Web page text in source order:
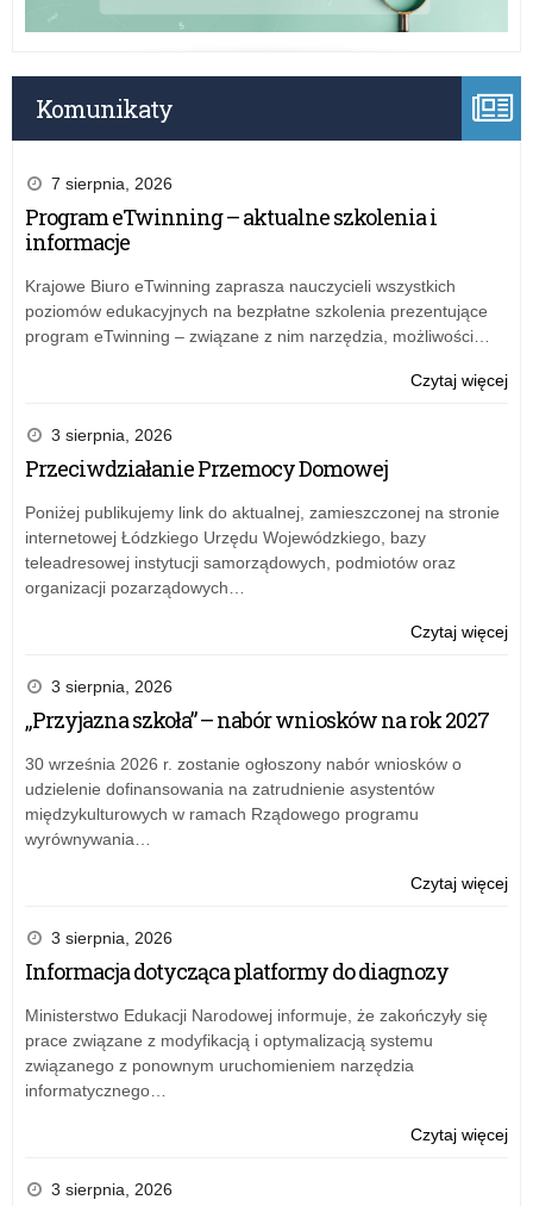
Komunikaty
7 sierpnia, 2026
Program eTwinning – aktualne szkolenia i
informacje
Krajowe Biuro eTwinning zaprasza nauczycieli wszystkich
poziomów edukacyjnych na bezpłatne szkolenia prezentujące
program eTwinning – związane z nim narzędzia, możliwości…
Czytaj więcejo:
3 sierpnia, 2026
Przeciwdziałanie Przemocy Domowej
Poniżej publikujemy link do aktualnej, zamieszczonej na stronie
internetowej Łódzkiego Urzędu Wojewódzkiego, bazy
teleadresowej instytucji samorządowych, podmiotów oraz
organizacji pozarządowych…
Czytaj więcejo:
3 sierpnia, 2026
„Przyjazna szkoła” – nabór wniosków na rok 2027
30 września 2026 r. zostanie ogłoszony nabór wniosków o
udzielenie dofinansowania na zatrudnienie asystentów
międzykulturowych w ramach Rządowego programu
wyrównywania…
Czytaj więcejo:
3 sierpnia, 2026
Informacja dotycząca platformy do diagnozy
Ministerstwo Edukacji Narodowej informuje, że zakończyły się
prace związane z modyfikacją i optymalizacją systemu
związanego z ponownym uruchomieniem narzędzia
informatycznego…
Czytaj więcejo:
3 sierpnia, 2026